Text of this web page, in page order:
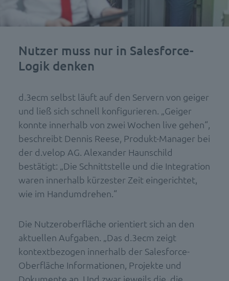
Nutzer muss nur in Salesforce-
Logik denken
d.3ecm selbst läuft auf den Servern von geiger
und ließ sich schnell konfigurieren. „Geiger
konnte innerhalb von zwei Wochen live gehen“,
beschreibt Dennis Reese, Produkt-Manager bei
der d.velop AG. Alexander Haunschild
bestätigt: „Die Schnittstelle und die Integration
waren innerhalb kürzester Zeit eingerichtet,
wie im Handumdrehen.“
Die Nutzeroberfläche orientiert sich an den
aktuellen Aufgaben. „Das d.3ecm zeigt
kontextbezogen innerhalb der Salesforce-
Oberfläche Informationen, Projekte und